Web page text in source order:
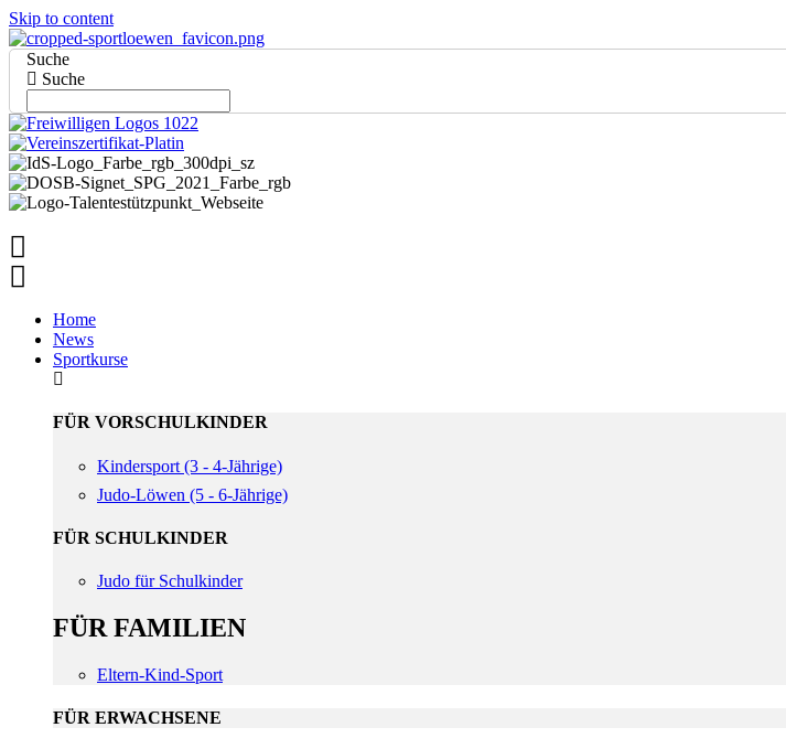
Skip to content
Suche
Suche
Home
News
Sportkurse
FÜR VORSCHULKINDER
Kindersport (3 - 4-Jährige)
Judo-Löwen (5 - 6-Jährige)
FÜR SCHULKINDER
Judo für Schulkinder
FÜR FAMILIEN
Eltern-Kind-Sport
FÜR ERWACHSENE